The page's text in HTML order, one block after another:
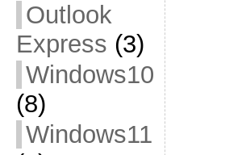
Outlook
Express (3)
Windows10
(8)
Windows11